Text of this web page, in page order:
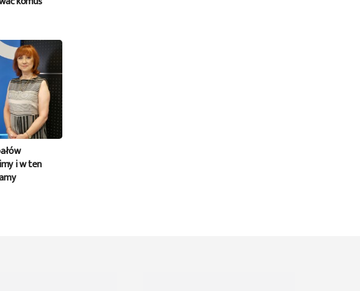
i w ten